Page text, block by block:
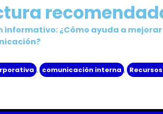
informativo: ¿Cómo ayuda a
, comunicación interna ,